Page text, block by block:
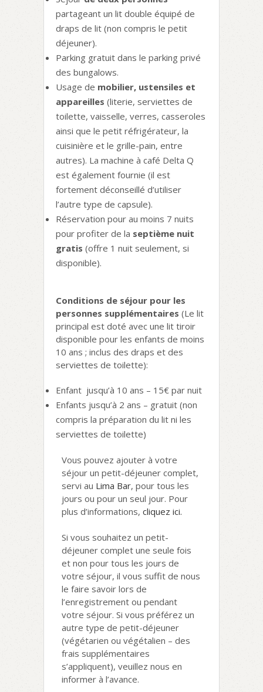
partageant un lit double équipé de
draps de lit (non compris le petit
déjeuner).
Parking gratuit dans le parking privé
des bungalows.
Usage de mobilier, ustensiles et
appareilles (literie, serviettes de
toilette, vaisselle, verres, casseroles
ainsi que le petit réfrigérateur, la
cuisinière et le grille-pain, entre
autres). La machine à café Delta Q
est également fournie (il est
fortement déconseillé d’utiliser
l’autre type de capsule).
Réservation pour au moins 7 nuits
pour profiter de la septième nuit
gratis (offre 1 nuit seulement, si
disponible).
Conditions de séjour pour les
personnes supplémentaires (Le lit
principal est doté avec une lit tiroir
disponible pour les enfants de moins
10 ans ; inclus des draps et des
serviettes de toilette):
Enfant jusqu’à 10 ans – 15€ par nuit
Enfants jusqu’à 2 ans – gratuit (non
compris la préparation du lit ni les
serviettes de toilette)
Vous pouvez ajouter à votre
séjour un petit-déjeuner complet,
servi au Lima Bar, pour tous les
jours ou pour un seul jour. Pour
plus d’informations, cliquez ici.
Si vous souhaitez un petit-
déjeuner complet une seule fois
et non pour tous les jours de
votre séjour, il vous suffit de nous
le faire savoir lors de
l’enregistrement ou pendant
votre séjour. Si vous préférez un
autre type de petit-déjeuner
(végétarien ou végétalien – des
frais supplémentaires
s’appliquent), veuillez nous en
informer à l’avance.